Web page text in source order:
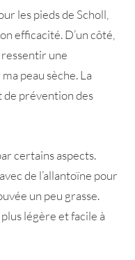
les pieds de Scholl,
efficacité. D’un côté,
ressentir une
ma peau sèche. La
de prévention des
certains aspects.
de l’allantoïne pour
un peu grasse.
légère et facile à